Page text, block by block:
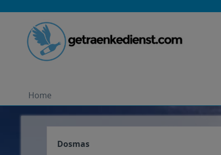
Home
Dosmas